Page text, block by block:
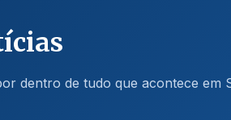
dentro de tudo que acontece em